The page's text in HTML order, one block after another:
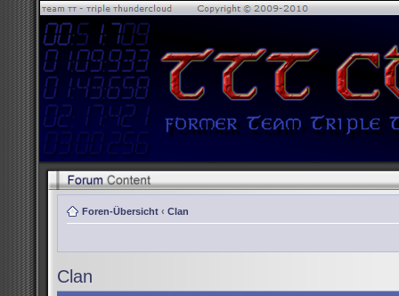
Foren-Übersicht ‹ Clan
Clan